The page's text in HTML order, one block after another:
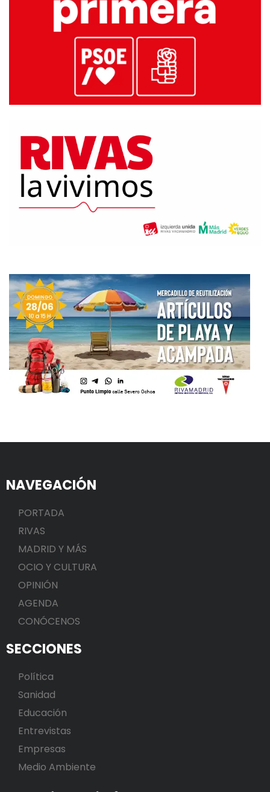
NAVEGACIÓN
PORTADA
RIVAS
MADRID Y MÁS
OCIO Y CULTURA
OPINIÓN
AGENDA
CONÓCENOS
SECCIONES
Política
Sanidad
Educación
Entrevistas
Empresas
Medio Ambiente